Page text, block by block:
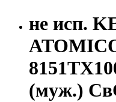
не исп.
(муж.)